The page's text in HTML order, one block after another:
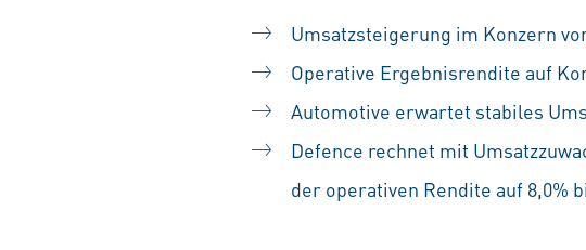
Umsatzsteigerung im Konzern
Operative Ergebnisrendite auf
Automotive erwartet stabiles
Defence rechnet mit
der operativen Rendite auf 8,0%